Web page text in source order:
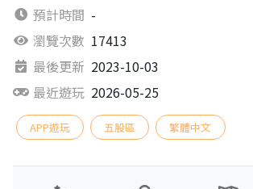
預計時間 -
瀏覽次數 17413
最後更新 2023-10-03
最近遊玩 2026-05-25
APP遊玩 五股區 繁體中文